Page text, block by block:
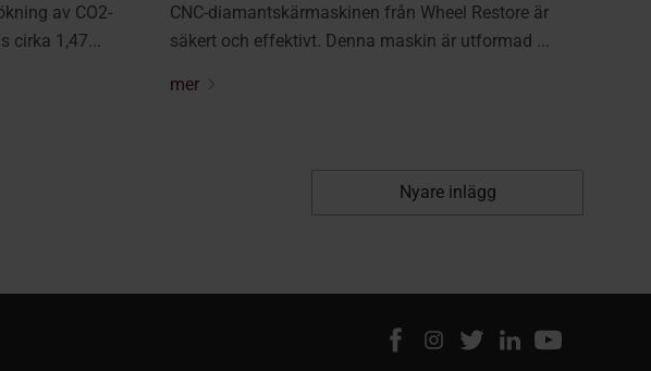
av CO2-
cirka 1,47...
CNC-diamantskärmaskinen från Wheel Restore är
säkert och effektivt. Denna maskin är utformad ...
mer
Nyare inlägg